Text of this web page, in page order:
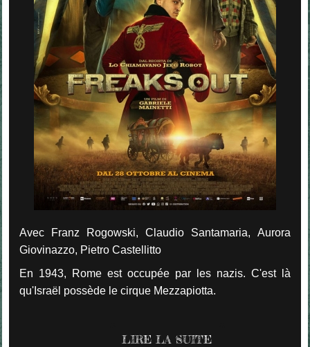
Avec Franz Rogowski, Claudio Santamaria, Aurora
Giovinazzo, Pietro Castellitto
En 1943, Rome est occupée par les nazis. C'est là
qu'Israël possède le cirque Mezzapiotta.
LIRE LA SUITE